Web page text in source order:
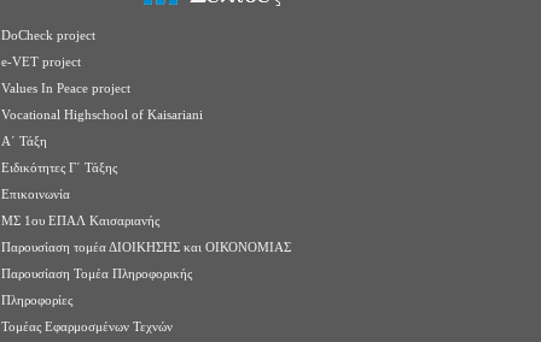
DoCheck project
e-VET project
Values In Peace project
Vocational Highschool of Kaisariani
Α΄ Τάξη
Ειδικότητες Γ΄ Τάξης
Επικοινωνία
ΜΣ 1ου ΕΠΑΛ Καισαριανής
Παρουσίαση τομέα ΔΙΟΙΚΗΣΗΣ και ΟΙΚΟΝΟΜΙΑΣ
Παρουσίαση Τομέα Πληροφορικής
Πληροφορίες
Τομέας Εφαρμοσμένων Τεχνών